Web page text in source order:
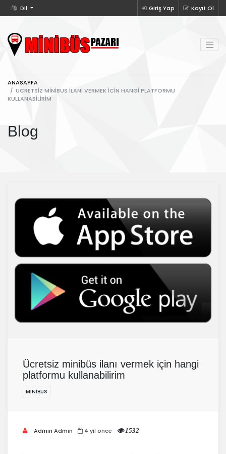
Dil Giriş Yap Kayıt Ol
ANASAYFA
UCRETSIZ MINIBUS ILANI VERMEK ICIN HANGI PLATFORMU
KULLANABILIRIM
Blog
Ücretsiz minibüs ilanı vermek için hangi
platformu kullanabilirim
MINIBUS
Admin Admin 4 yıl önce 1532